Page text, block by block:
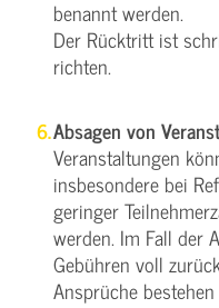
benannt werden.
Der Rücktritt ist
richten.
Absagen von
Veranstaltungen
insbesondere bei
geringer
werden. Im Fall der
Gebühren voll
Ansprüche